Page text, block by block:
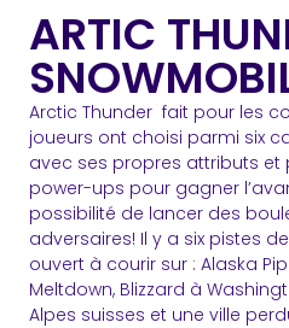
ARTIC
Arctic Thunder fait pour les
joueurs ont choisi parmi six
avec ses propres attributs et
power-ups pour gagner
possibilité de lancer des
adversaires! Il y a six pistes
ouvert à courir sur : Alaska
Meltdown, Blizzard à
Alpes suisses et une ville